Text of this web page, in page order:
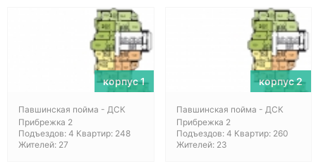
корпус 1
Павшинская пойма - ДСК
Прибрежка 2
Подъездов: 4 Квартир: 248
Жителей: 27
корпус 2
Павшинская пойма - ДСК
Прибрежка 2
Подъездов: 4 Квартир: 260
Жителей: 23